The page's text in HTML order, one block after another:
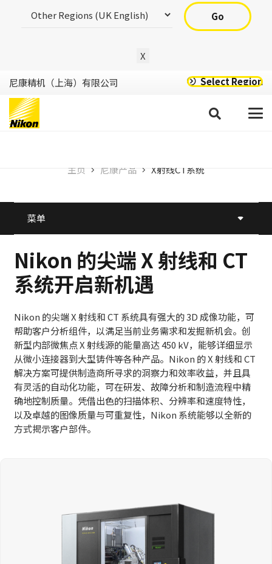
Go
X
尼康精机（上海）有限公司 Select Region
主页 尼康产品 X射线CT系统
菜单
Nikon 的尖端 X 射线和 CT
系统开启新机遇
Nikon 的尖端 X 射线和 CT 系统具有强大的 3D 成像功能，可
帮助客户分析组件，以满足当前业务需求和发掘新机会。创
新型内部微焦点 X 射线源的能量高达 450 kV，能够详细显示
从微小连接器到大型铸件等各种产品。Nikon 的 X 射线和 CT
解决方案可提供制造商所寻求的洞察力和效率收益，并且具
有灵活的自动化功能，可在研发、故障分析和制造流程中精
确地控制质量。凭借出色的扫描体积、分辨率和速度特性，
以及卓越的图像质量与可重复性，Nikon 系统能够以全新的
方式揭示客户部件。